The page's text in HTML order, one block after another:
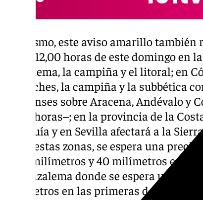
Asimismo, este aviso amarillo también
hasta 12,00 horas de este domingo en
Grazalema, la campiña y el litoral; en
Pedroches, la campiña y la subbética
onubenses sobre Aracena, Andévalo y
07,00 horas–; en la provincia de la
Axarquía y en Sevilla afectará a la
todas estas zonas, se espera una
de 15 milímetros y 40 milímetros en un
en Grazalema donde se espera una
milímetros en las primeras doce horas.